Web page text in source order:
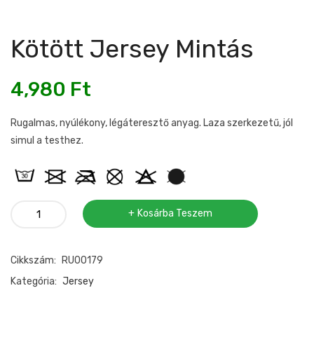
Kötött Jersey Mintás
4,980 Ft
Rugalmas, nyúlékony, légáteresztő anyag. Laza szerkezetű, jól
simul a testhez.
Kötött
mennyiség
Kosárba Teszem
Cikkszám:
RU00179
Kategória: Jersey